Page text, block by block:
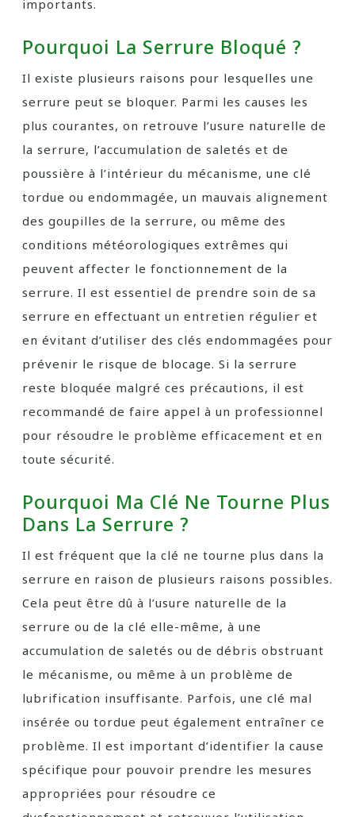
importants.
Pourquoi La Serrure Bloqué ?
Il existe plusieurs raisons pour lesquelles une
serrure peut se bloquer. Parmi les causes les
plus courantes, on retrouve l’usure naturelle de
la serrure, l’accumulation de saletés et de
poussière à l’intérieur du mécanisme, une clé
tordue ou endommagée, un mauvais alignement
des goupilles de la serrure, ou même des
conditions météorologiques extrêmes qui
peuvent affecter le fonctionnement de la
serrure. Il est essentiel de prendre soin de sa
serrure en effectuant un entretien régulier et
en évitant d’utiliser des clés endommagées pour
prévenir le risque de blocage. Si la serrure
reste bloquée malgré ces précautions, il est
recommandé de faire appel à un professionnel
pour résoudre le problème efficacement et en
toute sécurité.
Pourquoi Ma Clé Ne Tourne Plus
Dans La Serrure ?
Il est fréquent que la clé ne tourne plus dans la
serrure en raison de plusieurs raisons possibles.
Cela peut être dû à l’usure naturelle de la
serrure ou de la clé elle-même, à une
accumulation de saletés ou de débris obstruant
le mécanisme, ou même à un problème de
lubrification insuffisante. Parfois, une clé mal
insérée ou tordue peut également entraîner ce
problème. Il est important d’identifier la cause
spécifique pour pouvoir prendre les mesures
appropriées pour résoudre ce